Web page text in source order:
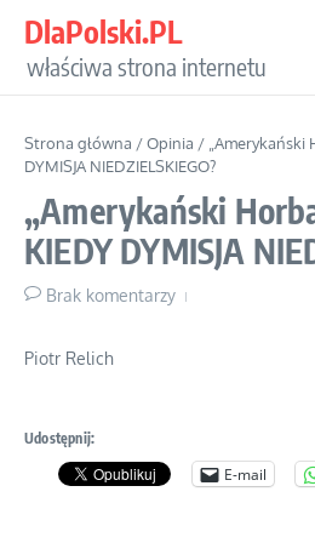
DlaPolski.PL
właściwa strona internetu
Strona główna /Opinia / „Amerykański
DYMISJA NIEDZIELSKIEGO?
„Amerykański
KIEDY DYMISJA
Brak komentarzy
Piotr Relich
Udostępnij:
E-mail